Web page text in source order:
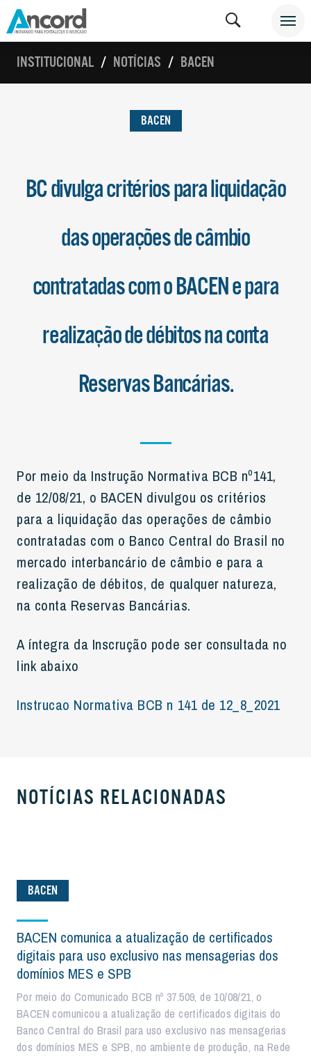
INSTITUCIONAL NOTÍCIAS BACEN
BACEN
BC divulga critérios para liquidação
das operações de câmbio
contratadas com o BACEN e para
realização de débitos na conta
Reservas Bancárias.
Por meio da Instrução Normativa BCB nº141,
de 12/08/21, o BACEN divulgou os critérios
para a liquidação das operações de câmbio
contratadas com o Banco Central do Brasil no
mercado interbancário de câmbio e para a
realização de débitos, de qualquer natureza,
na conta Reservas Bancárias.
A íntegra da Inscrução pode ser consultada no
link abaixo
Instrucao Normativa BCB n 141 de 12_8_2021
NOTÍCIAS RELACIONADAS
BACEN
BACEN comunica a atualização de certificados
digitais para uso exclusivo nas mensagerias dos
domínios MES e SPB
Por meio do Comunicado BCB nº 37.509, de 10/08/21, o
BACEN comunicou a atualização de certificados digitais do
Banco Central do Brasil para uso exclusivo nas mensagerias
dos domínios MES e SPB, no ambiente de produção, na Rede